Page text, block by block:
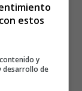
Los
con
estos
y
desarrollo de